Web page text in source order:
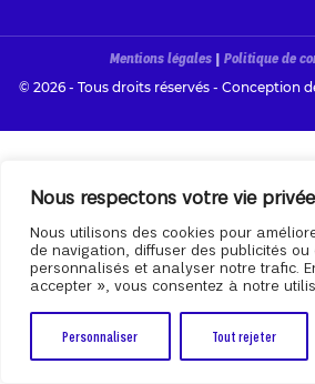
Nous respectons votre vie
Nous utilisons des cookies pour
de navigation, diffuser des publicités ou
personnalisés et analyser notre trafic.
accepter », vous consentez à notre
Personnaliser Tout rejeter
Mentions légales | Politique de
© 2026 - Tous droits réservés - Conception